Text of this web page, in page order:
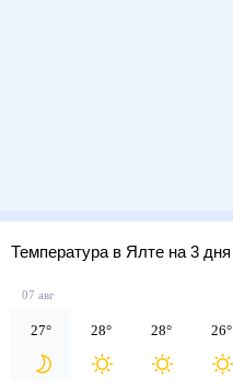
Температура в Ялте на 3 дня
07 авг
27° 28° 28° 26°